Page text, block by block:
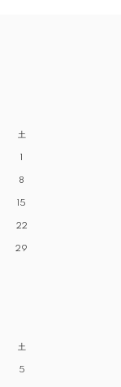
土
1
8
15
22
29
土
5